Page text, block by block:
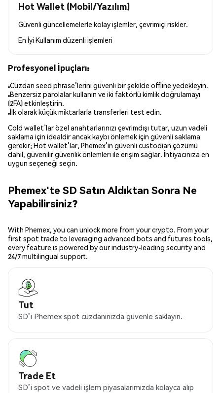
Hot Wallet (Mobil/Yazılım)
Güvenli güncellemelerle kolay işlemler, çevrimiçi riskler.
En İyi Kullanım düzenli işlemleri
Profesyonel İpuçları:
Cüzdan seed phrase’lerini güvenli bir şekilde offline yedekleyin.
Benzersiz parolalar kullanın ve iki faktörlü kimlik doğrulamayı
(2FA) etkinleştirin.
İlk olarak küçük miktarlarla transferleri test edin.
Cold wallet’lar özel anahtarlarınızı çevrimdışı tutar, uzun vadeli
saklama için idealdir ancak kaybı önlemek için güvenli saklama
gerekir; Hot wallet’lar, Phemex’in güvenli custodian çözümü
dahil, güvenilir güvenlik önlemleri ile erişim sağlar. İhtiyacınıza en
uygun seçeneği seçin.
Phemex'te SD Satın Aldıktan Sonra Ne
Yapabilirsiniz?
With Phemex, you can unlock more from your crypto. From your
first spot trade to leveraging advanced bots and futures tools,
every feature is powered by our industry-leading security and
24/7 multilingual support.
Tut
SD’i Phemex spot cüzdanınızda güvenle saklayın.
Trade Et
SD’i spot ve vadeli işlem piyasalarımızda kolayca alıp